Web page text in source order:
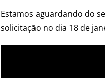
Estamos aguardando do
solicitação no dia 18 de